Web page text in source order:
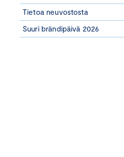
Tietoa neuvostosta
Suuri brändipäivä 2026